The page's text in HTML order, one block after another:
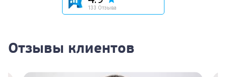
133 Отзыва
Отзывы клиентов